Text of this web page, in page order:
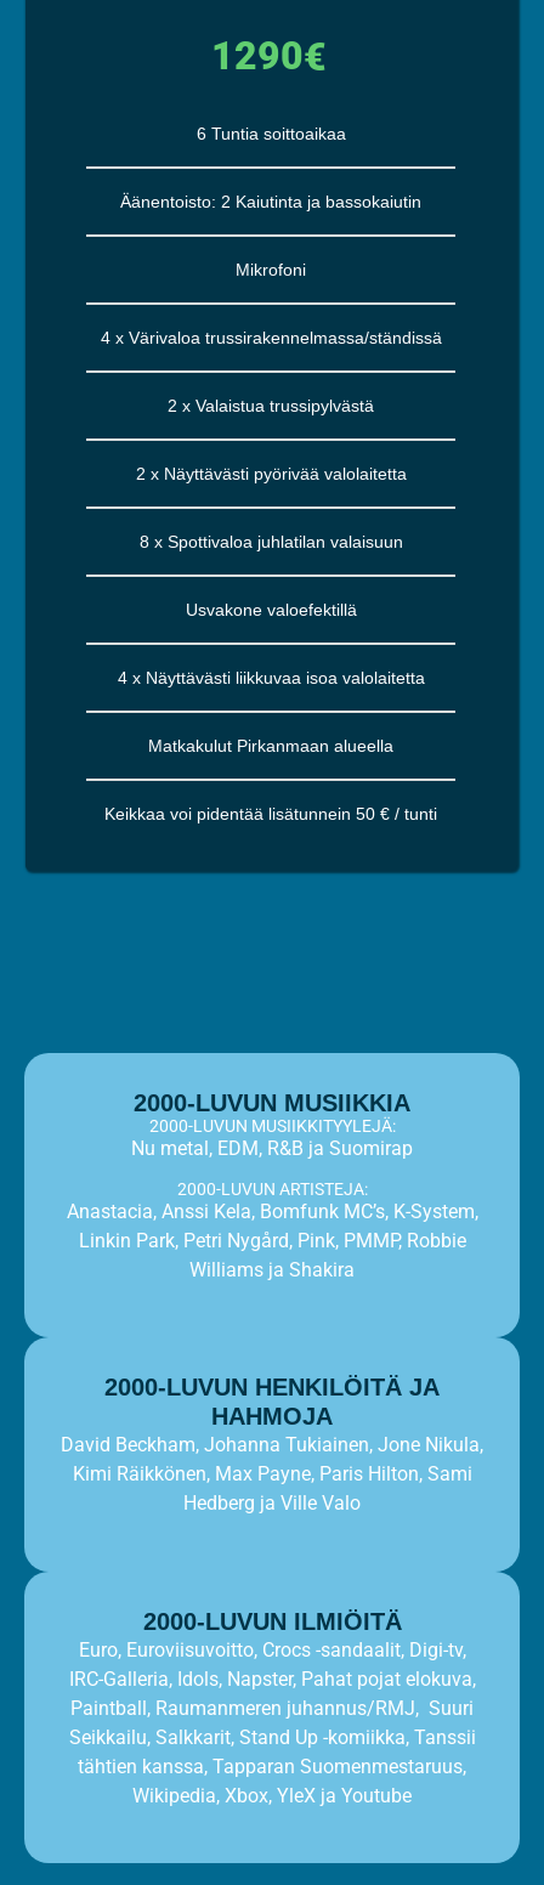
1290€
6 Tuntia soittoaikaa
Äänentoisto: 2 Kaiutinta ja bassokaiutin
Mikrofoni
4 x Värivaloa trussirakennelmassa/ständissä
2 x Valaistua trussipylvästä
2 x Näyttävästi pyörivää valolaitetta
8 x Spottivaloa juhlatilan valaisuun
Usvakone valoefektillä
4 x Näyttävästi liikkuvaa isoa valolaitetta
Matkakulut Pirkanmaan alueella
Keikkaa voi pidentää lisätunnein 50 € / tunti
2000-LUVUN MUSIIKKIA
2000-LUVUN MUSIIKKITYYLEJÄ:
Nu metal, EDM, R&B ja Suomirap
2000-LUVUN ARTISTEJA:
Anastacia, Anssi Kela, Bomfunk MC’s, K-System,
Linkin Park, Petri Nygård, Pink, PMMP, Robbie
Williams ja Shakira
2000-LUVUN HENKILÖITÄ JA
HAHMOJA
David Beckham, Johanna Tukiainen, Jone Nikula,
Kimi Räikkönen, Max Payne, Paris Hilton, Sami
Hedberg ja Ville Valo
2000-LUVUN ILMIÖITÄ
Euro, Euroviisuvoitto, Crocs -sandaalit, Digi-tv,
IRC-Galleria, Idols, Napster, Pahat pojat elokuva,
Paintball, Raumanmeren juhannus/RMJ, Suuri
Seikkailu, Salkkarit, Stand Up -komiikka, Tanssii
tähtien kanssa, Tapparan Suomenmestaruus,
Wikipedia, Xbox, YleX ja Youtube